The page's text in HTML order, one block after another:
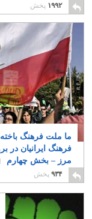
۱۹۹۲ پخش
ما ملت فرهنگ باخته
فرهنگ ایرانیان در
مرز – بخش چهارم
۹۳۴ پخش